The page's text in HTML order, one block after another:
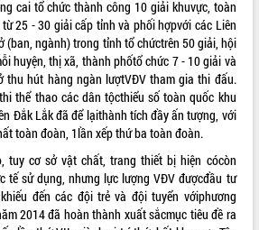
đổi số
hạ
Tân
nhân Kỷ
thực
Công bố
tỉnh Đắk
cai tổ chức thành công 10 giải khuvực, toàn
25 - 30 giải cấp tỉnh và phối hợpvới các Liên
(ban, ngành) trong tỉnh tổ chứctrên 50 giải, hội
huyện, thị xã, thành phốtổ chức 7 - 10 giải và
thu hút hàng ngàn lượtVĐV tham gia thi đấu.
thể thao các dân tộcthiểu số toàn quốc khu
Đắk Lắk đã để lạithành tích đầy ấn tượng, với
toàn đoàn, 1lần xếp thứ ba toàn đoàn.
tuy cơ sở vật chất, trang thiết bị hiện cócòn
tế sử dụng, nhưng lực lượng VĐV đượcđầu tư
đến các đội trẻ và đội tuyển vớiphương
2014 đã hoàn thành xuất sắcmục tiêu đề ra